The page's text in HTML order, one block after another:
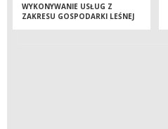
WYKONYWANIE USŁUG Z
ZAKRESU GOSPODARKI LEŚNEJ